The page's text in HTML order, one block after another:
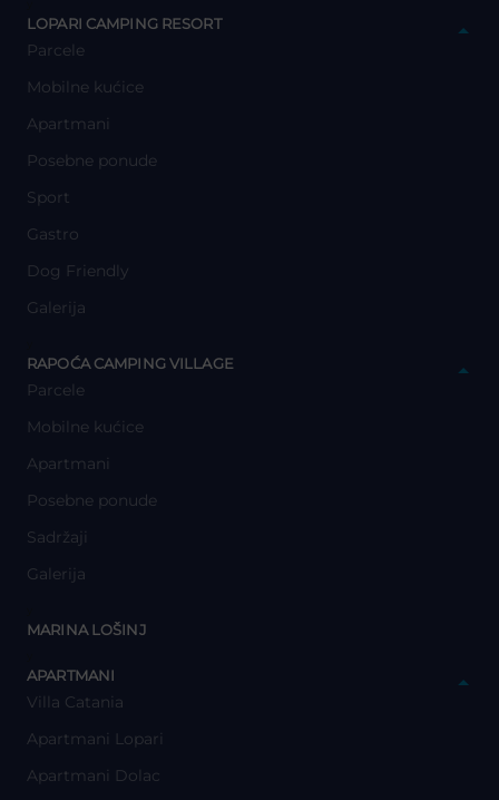
LOPARI CAMPING RESORT
Parcele
Mobilne kućice
Apartmani
Posebne ponude
Sport
Gastro
Dog Friendly
Galerija
RAPOĆA CAMPING VILLAGE
Parcele
Mobilne kućice
Apartmani
Posebne ponude
Sadržaji
Galerija
MARINA LOŠINJ
APARTMANI
Villa Catania
Apartmani Lopari
Apartmani Dolac